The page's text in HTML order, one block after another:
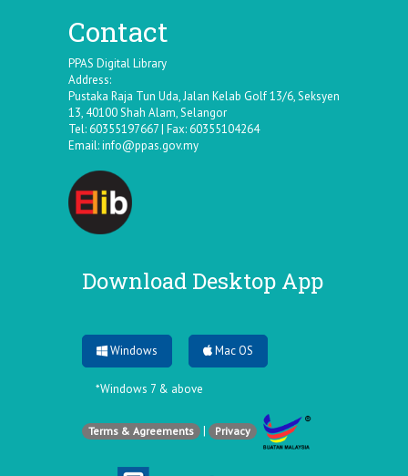
Contact
PPAS Digital Library
Address:
Pustaka Raja Tun Uda, Jalan Kelab Golf 13/6, Seksyen
13, 40100 Shah Alam, Selangor
Tel: 60355197667 | Fax: 60355104264
Email:info@ppas.gov.my
Download Desktop App
Windows Mac OS
*Windows 7 & above
Terms & Agreements | Privacy